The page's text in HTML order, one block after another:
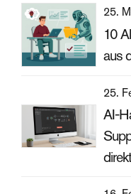
25.
10
aus
25.
AI-